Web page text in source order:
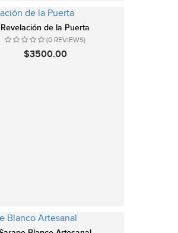
Revelación de la Puerta
(0 REVIEWS)
$3500.00